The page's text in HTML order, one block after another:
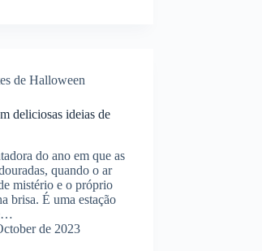
de Halloween
deliciosas ideias de
do ano em que as
quando o ar
mistério e o próprio
brisa. É uma estação
de 2023